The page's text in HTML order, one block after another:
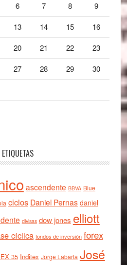
6 7 8 9
13 14 15 16
20 21 22 23
27 28 29 30
ETIQUETAS
ascendente BBVA Blue
ciclos Daniel Pernas daniel
divisas dow jones elliott
cíclica fondos de inversión forex
35 Inditex Jorge Labarta José